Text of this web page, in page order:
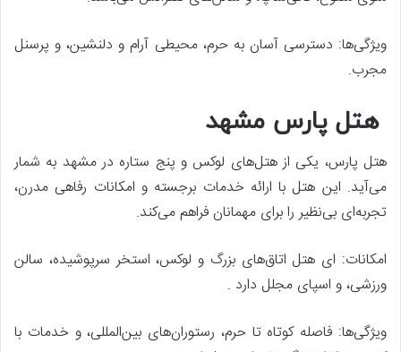
ویژگی‌ها: دسترسی آسان به حرم، محیطی آرام و دلنشین، و پرسنل
مجرب.
هتل پارس مشهد
هتل پارس، یکی از هتل‌های لوکس و پنج ستاره در مشهد به شمار
می‌آید. این هتل با ارائه خدمات برجسته و امکانات رفاهی مدرن،
تجربه‌ای بی‌نظیر را برای مهمانان فراهم می‌کند.
امکانات: ای هتل اتاق‌های بزرگ و لوکس، استخر سرپوشیده، سالن
ورزشی، و اسپای مجلل دارد .
ویژگی‌ها: فاصله کوتاه تا حرم، رستوران‌های بین‌المللی، و خدمات با